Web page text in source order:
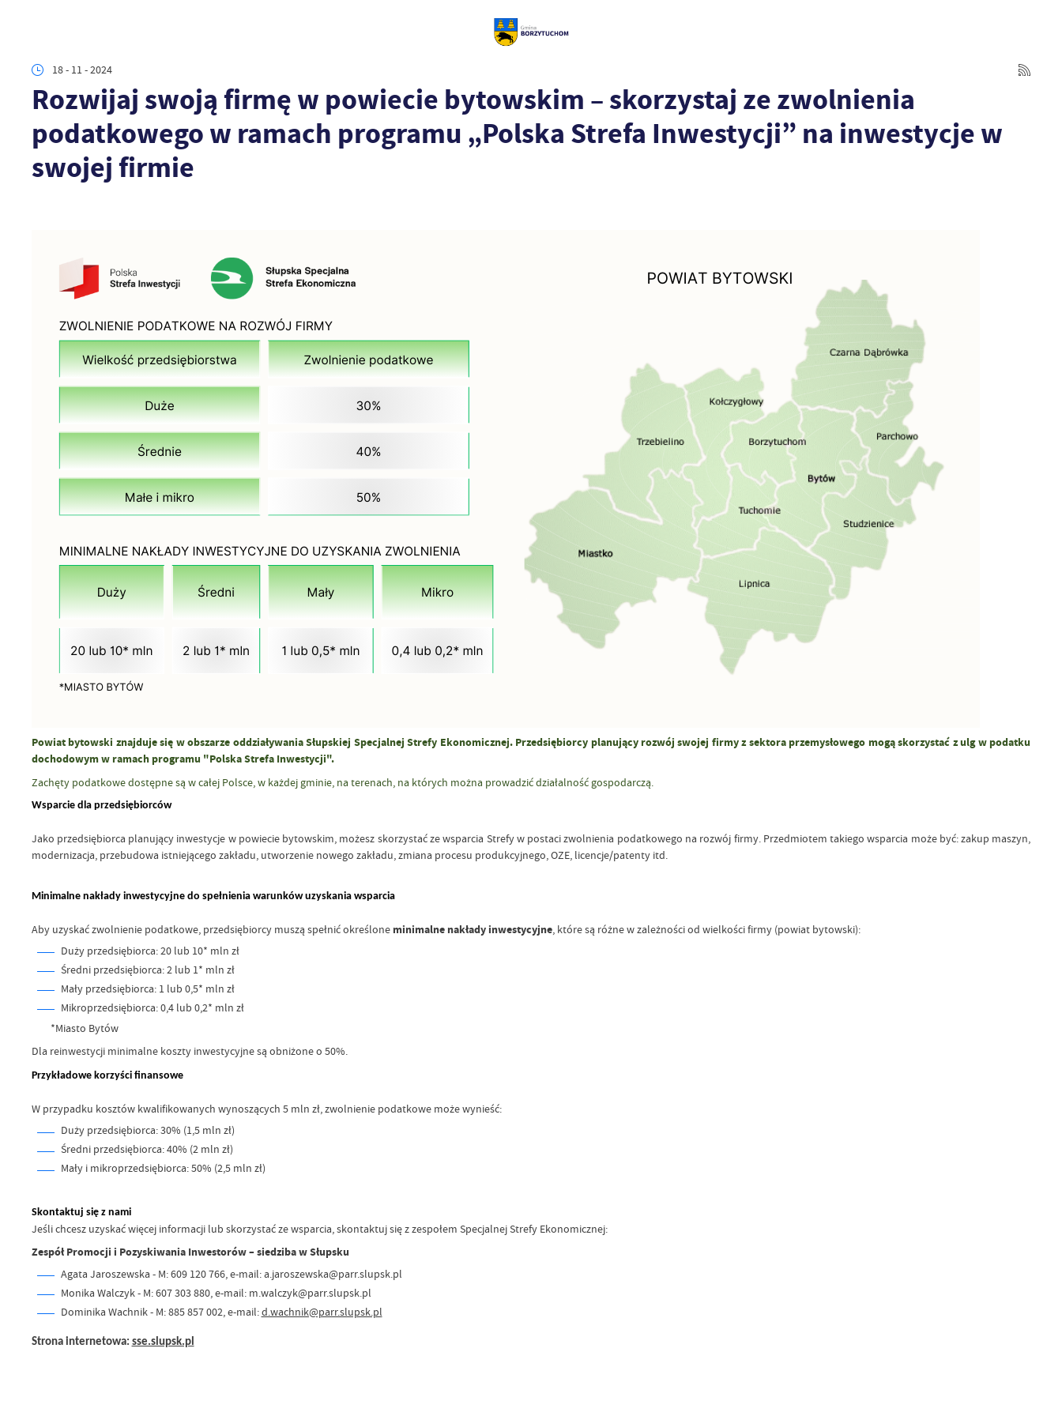
18 - 11 - 2024
Rozwijaj swoją firmę w powiecie bytowskim – skorzystaj ze zwolnienia
podatkowego w ramach programu „Polska Strefa Inwestycji” na inwestycje w
swojej firmie
Powiat bytowski znajduje się w obszarze oddziaływania Słupskiej Specjalnej Strefy Ekonomicznej. Przedsiębiorcy planujący rozwój swojej firmy z sektora przemysłowego mogą skorzystać z ulg w podatku
dochodowym w ramach programu "Polska Strefa Inwestycji".
Zachęty podatkowe dostępne są w całej Polsce, w każdej gminie, na terenach, na których można prowadzić działalność gospodarczą.
Wsparcie dla przedsiębiorców
Jako przedsiębiorca planujący inwestycje w powiecie bytowskim, możesz skorzystać ze wsparcia Strefy w postaci zwolnienia podatkowego na rozwój firmy. Przedmiotem takiego wsparcia może być: zakup maszyn,
modernizacja, przebudowa istniejącego zakładu, utworzenie nowego zakładu, zmiana procesu produkcyjnego, OZE, licencje/patenty itd.
Minimalne nakłady inwestycyjne do spełnienia warunków uzyskania wsparcia
Aby uzyskać zwolnienie podatkowe, przedsiębiorcy muszą spełnić określone minimalne nakłady inwestycyjne, które są różne w zależności od wielkości firmy (powiat bytowski):
Duży przedsiębiorca: 20 lub 10* mln zł
Średni przedsiębiorca: 2 lub 1* mln zł
Mały przedsiębiorca: 1 lub 0,5* mln zł
Mikroprzedsiębiorca: 0,4 lub 0,2* mln zł
*Miasto Bytów
Dla reinwestycji minimalne koszty inwestycyjne są obniżone o 50%.
Przykładowe korzyści finansowe
W przypadku kosztów kwalifikowanych wynoszących 5 mln zł, zwolnienie podatkowe może wynieść:
Duży przedsiębiorca: 30% (1,5 mln zł)
Średni przedsiębiorca: 40% (2 mln zł)
Mały i mikroprzedsiębiorca: 50% (2,5 mln zł)
Skontaktuj się z nami
Jeśli chcesz uzyskać więcej informacji lub skorzystać ze wsparcia, skontaktuj się z zespołem Specjalnej Strefy Ekonomicznej:
Zespół Promocji i Pozyskiwania Inwestorów – siedziba w Słupsku
Agata Jaroszewska - M: 609 120 766, e-mail: a.jaroszewska@parr.slupsk.pl
Monika Walczyk - M: 607 303 880, e-mail: m.walczyk@parr.slupsk.pl
Dominika Wachnik - M: 885 857 002, e-mail:d.wachnik@parr.slupsk.pl
Strona internetowa: sse.slupsk.pl